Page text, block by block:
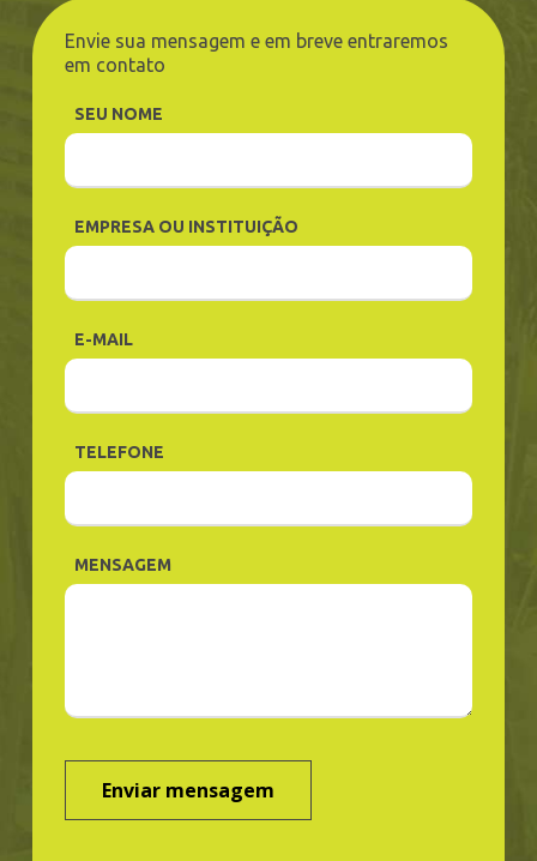
Envie sua mensagem e em breve entraremos
em contato
SEU NOME
EMPRESA OU INSTITUIÇÃO
E-MAIL
TELEFONE
MENSAGEM